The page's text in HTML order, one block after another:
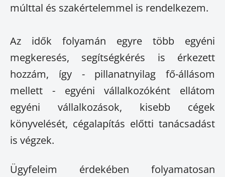
múlttal és szakértelemmel is rendelkezem.
Az idők folyamán egyre több egyéni
megkeresés, segítségkérés is érkezett
hozzám, így - pillanatnyilag fő-állásom
mellett - egyéni vállalkozóként ellátom
egyéni vállalkozások, kisebb cégek
könyvelését, cégalapítás előtti tanácsadást
is végzek.
Ügyfeleim érdekében folyamatosan